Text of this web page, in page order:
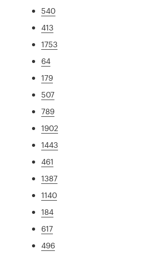
540
413
1753
64
179
507
789
1902
1443
461
1387
1140
184
617
496